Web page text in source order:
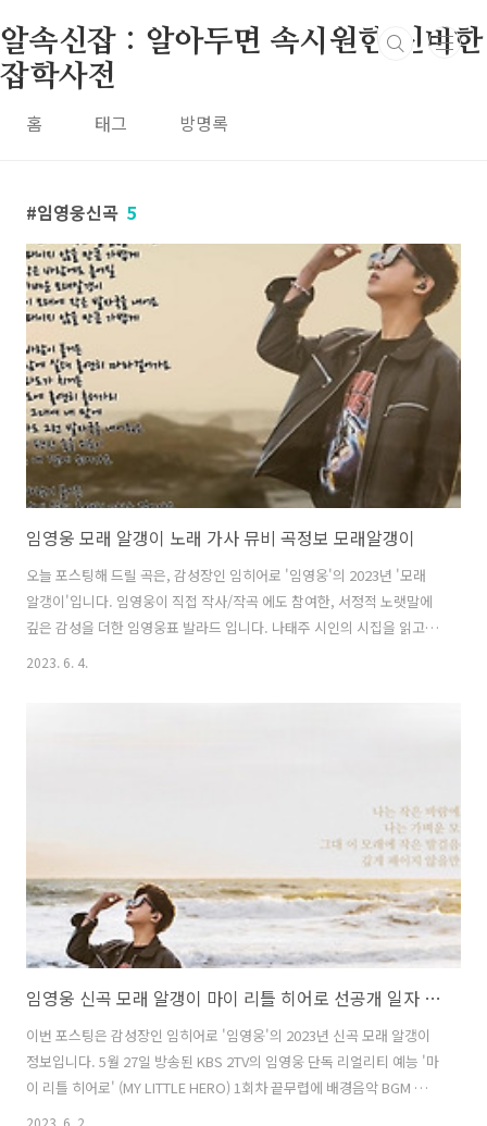
알속신잡 : 알아두면 속시원한 신비한
잡학사전
홈 태그 방명록
임영웅신곡 5
임영웅 모래 알갱이 노래 가사 뮤비 곡정보 모래알갱이
오늘 포스팅해 드릴 곡은, 감성장인 임히어로 '임영웅'의 2023년 '모래
알갱이'입니다. 임영웅이 직접 작사/작곡 에도 참여한, 서정적 노랫말에
깊은 감성을 더한 임영웅표 발라드 입니다. 나태주 시인의 시집을 읽고
받은 영감과 최근 미국에 다녀와서 느낀 점들을 가사에 담았다고 밝히기
질 나는 가벼운 모래 알갱이 그대 이 모래에 작은 발걸음을 내어..
2023. 6. 4.
임영웅 신곡 모래 알갱이 마이 리틀 히어로 선공개 일자 방송일자 마리히
이번 포스팅은 감성장인 임히어로 '임영웅'의 2023년 신곡 모래 알갱이
정보입니다. 5월 27일 방송된 KBS 2TV의 임영웅 단독 리얼리티 예능 '마
이 리틀 히어로' (MY LITTLE HERO) 1회차 끝무렵에 배경음악 BGM 으
로 흘러나온 곡에 대해 다양한 추측이 나오던 가운데, 소속사 측에서 6월
2023. 6. 2.